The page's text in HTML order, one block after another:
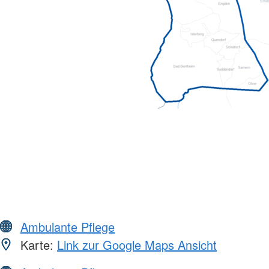
Ambulante Pflege
Karte: Link zur Google Maps Ansicht